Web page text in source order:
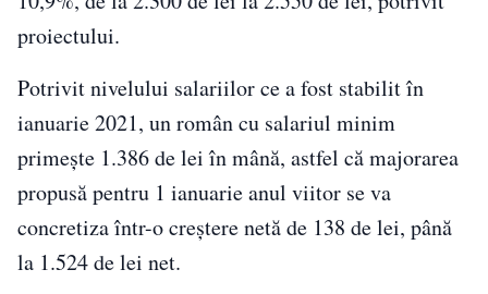
proiectului.
Potrivit nivelului salariilor ce a fost stabilit în
ianuarie 2021, un român cu salariul minim
primeşte 1.386 de lei în mână, astfel că majorarea
propusă pentru 1 ianuarie anul viitor se va
concretiza într-o creştere netă de 138 de lei, până
la 1.524 de lei net.